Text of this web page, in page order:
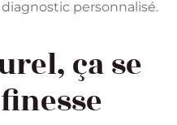
personnalisé.
ça se